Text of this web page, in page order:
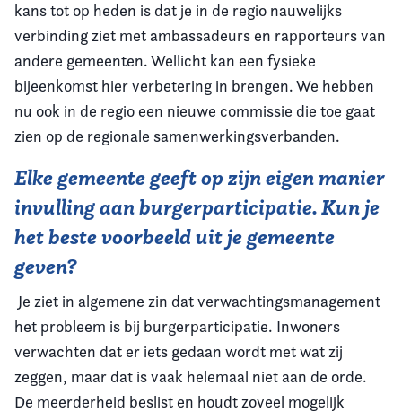
kans tot op heden is dat je in de regio nauwelijks
verbinding ziet met ambassadeurs en rapporteurs van
andere gemeenten. Wellicht kan een fysieke
bijeenkomst hier verbetering in brengen. We hebben
nu ook in de regio een nieuwe commissie die toe gaat
zien op de regionale samenwerkingsverbanden.
Elke gemeente geeft op zijn eigen manier
invulling aan burgerparticipatie. Kun je
het beste voorbeeld uit je gemeente
geven?
Je ziet in algemene zin dat verwachtingsmanagement
het probleem is bij burgerparticipatie. Inwoners
verwachten dat er iets gedaan wordt met wat zij
zeggen, maar dat is vaak helemaal niet aan de orde.
De meerderheid beslist en houdt zoveel mogelijk